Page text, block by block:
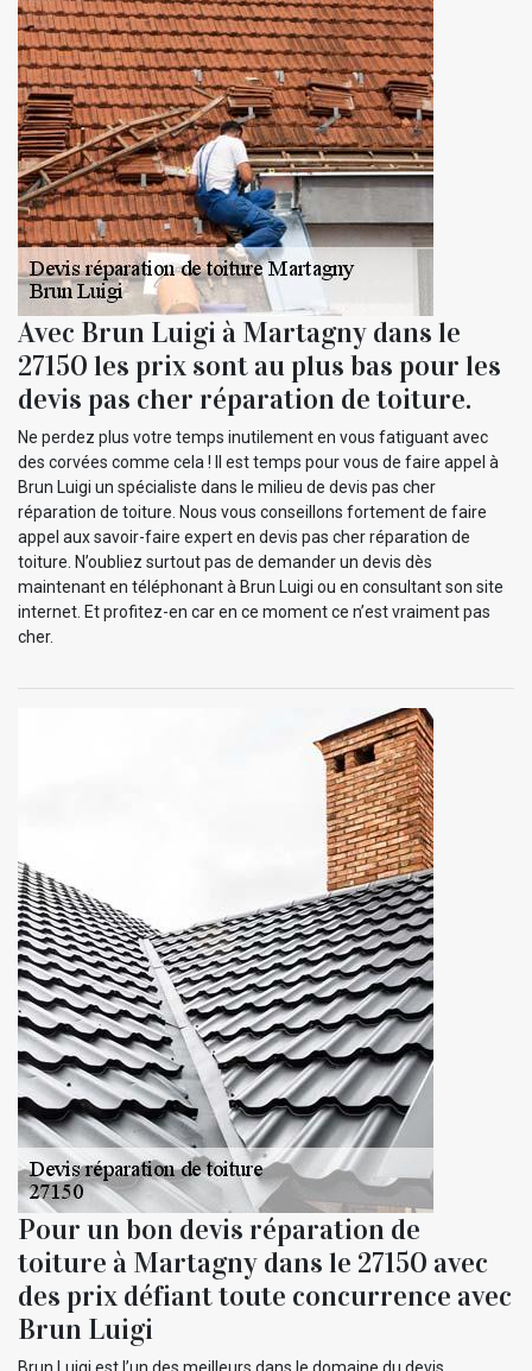
Avec Brun Luigi à Martagny dans le
27150 les prix sont au plus bas pour les
devis pas cher réparation de toiture.
Ne perdez plus votre temps inutilement en vous fatiguant avec
des corvées comme cela ! Il est temps pour vous de faire appel à
Brun Luigi un spécialiste dans le milieu de devis pas cher
réparation de toiture. Nous vous conseillons fortement de faire
appel aux savoir-faire expert en devis pas cher réparation de
toiture. N’oubliez surtout pas de demander un devis dès
maintenant en téléphonant à Brun Luigi ou en consultant son site
internet. Et profitez-en car en ce moment ce n’est vraiment pas
cher.
Pour un bon devis réparation de
toiture à Martagny dans le 27150 avec
des prix défiant toute concurrence avec
Brun Luigi